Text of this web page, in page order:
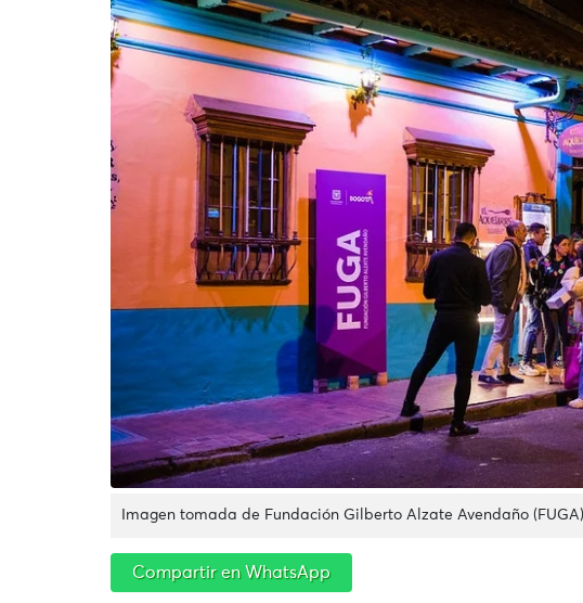
Imagen tomada de Fundación Gilberto Alzate Avendaño (FUGA)
Compartir en WhatsApp